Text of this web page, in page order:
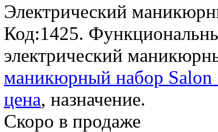
Электрический
Код:1425.
электрический
маникюрный набор Salon
цена, назначение.
Скоро в продаже